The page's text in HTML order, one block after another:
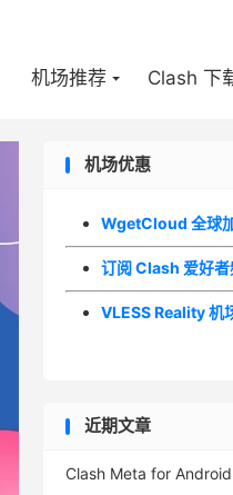
机场推荐 Clash 下
机场优惠
WgetCloud 全球
订阅 Clash 爱好
VLESS Reality 机
近期文章
Clash Meta for